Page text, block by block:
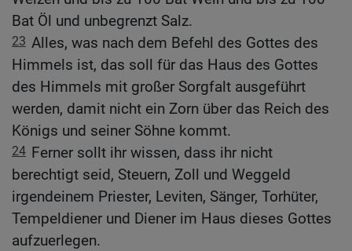
Bat Öl und unbegrenzt Salz.
23 Alles, was nach dem Befehl des Gottes des
Himmels ist, das soll für das Haus des Gottes
des Himmels mit großer Sorgfalt ausgeführt
werden, damit nicht ein Zorn über das Reich des
Königs und seiner Söhne kommt.
24 Ferner sollt ihr wissen, dass ihr nicht
berechtigt seid, Steuern, Zoll und Weggeld
irgendeinem Priester, Leviten, Sänger, Torhüter,
Tempeldiener und Diener im Haus dieses Gottes
aufzuerlegen.